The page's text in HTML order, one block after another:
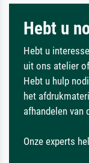
Hebt u
Hebt u
uit ons atelier
Hebt u hulp
het
afhandelen van
Onze experts